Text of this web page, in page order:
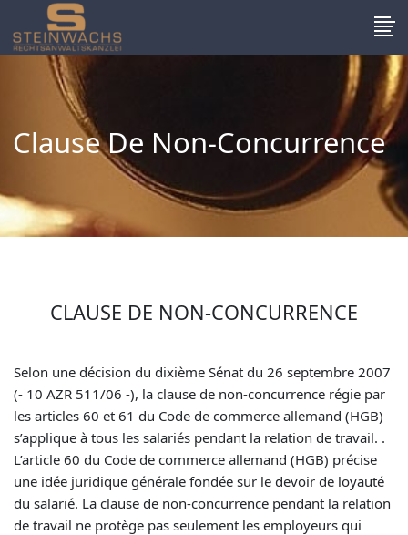
Clause De Non-Concurrence
CLAUSE DE NON-CONCURRENCE
Selon une décision du dixième Sénat du 26 septembre 2007
(- 10 AZR 511/06 -), la clause de non-concurrence régie par
les articles 60 et 61 du Code de commerce allemand (HGB)
s’applique à tous les salariés pendant la relation de travail. .
L’article 60 du Code de commerce allemand (HGB) précise
une idée juridique générale fondée sur le devoir de loyauté
du salarié. La clause de non-concurrence pendant la relation
de travail ne protège pas seulement les employeurs qui